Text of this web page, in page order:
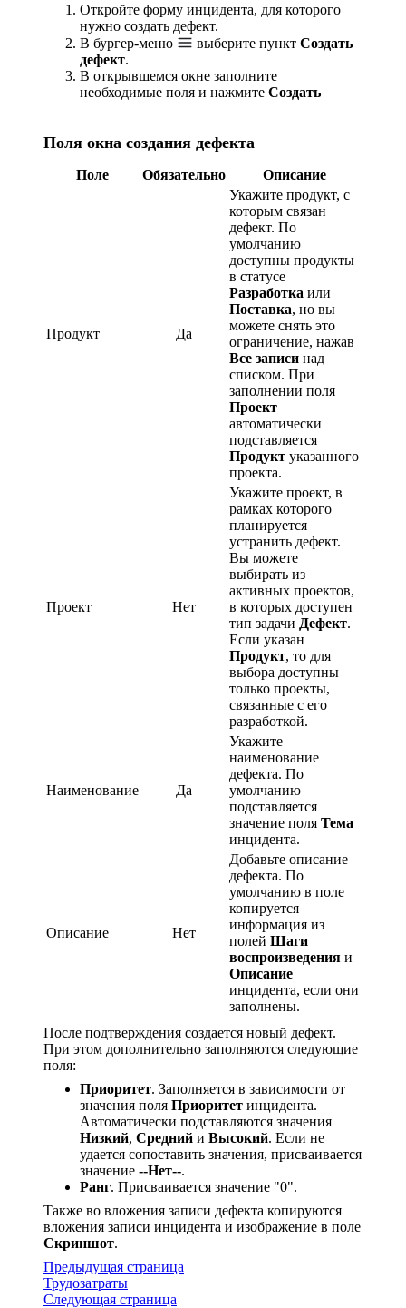
Откройте форму инцидента, для которого
нужно создать дефект.
В бургер-меню
выберите пункт Создать
дефект.
В открывшемся окне заполните
необходимые поля и нажмите Создать
Поля окна создания дефекта
Поле Обязательно Описание
Продукт Да
Укажите продукт, с
которым связан
дефект. По
умолчанию
доступны продукты
в статусе
Разработка или
Поставка, но вы
можете снять это
ограничение, нажав
Все записи над
списком. При
заполнении поля
Проект
автоматически
подставляется
Продукт указанного
проекта.
Проект Нет
Укажите проект, в
рамках которого
планируется
устранить дефект.
Вы можете
выбирать из
активных проектов,
в которых доступен
тип задачи Дефект.
Если указан
Продукт, то для
выбора доступны
только проекты,
связанные с его
разработкой.
Наименование Да
Укажите
наименование
дефекта. По
умолчанию
подставляется
значение поля Тема
инцидента.
Описание Нет
Добавьте описание
дефекта. По
умолчанию в поле
копируется
информация из
полей Шаги
воспроизведения и
Описание
инцидента, если они
заполнены.
После подтверждения создается новый дефект.
При этом дополнительно заполняются следующие
поля:
Приоритет. Заполняется в зависимости от
значения поля Приоритет инцидента.
Автоматически подставляются значения
Низкий, Средний и Высокий. Если не
удается сопоставить значения, присваивается
значение --Нет--.
Ранг. Присваивается значение "0".
Также во вложения записи дефекта копируются
вложения записи инцидента и изображение в поле
Скриншот.
Предыдущая страница
Трудозатраты
Следующая страница